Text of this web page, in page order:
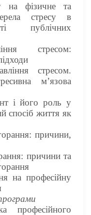
на фізичне та
стресу в
публічних
стресом:
стресом.
м’язова
і його роль у
спосіб життя як
причини,
причини та
на професійну
професійного